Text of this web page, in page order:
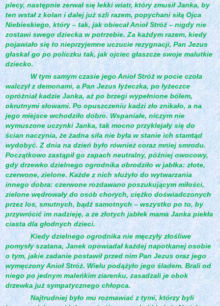
plecy, następnie zerwał się lekki wiatr, który zmusił Janka, by
ten wstał z kolan i dalej już szli razem, popychani siłą Ojca
Niebieskiego, który – tak, jak obiecał Anioł Stróż – nigdy nie
zostawi swego dziecka w potrzebie. Za każdym razem, kiedy
pojawiało się to nieprzyjemne uczucie rezygnacji, Pan Jezus
głaskał go po policzku tak, jak ojciec głaszcze swoje malutkie
dziecko.
W tym samym czasie jego Anioł Stróż w pocie czoła
walczył z demonami, a Pan Jezus łyżeczka, po łyżeczce
opróżniał kadzie Janka, aż po brzegi wypełnione bólem,
okrutnymi słowami. Po opuszczeniu kadzi zło znikało, a na
jego miejsce wchodziło dobro. Wspaniałe, niczym nie
wymuszone uczynki Janka, tak mocno przyklejały się do
ścian naczynia, że żadna siła nie była w stanie ich stamtąd
wydobyć. Z dnia na dzień było również coraz mniej smrodu.
Początkowo zastąpił go zapach neutralny, później owocowy,
gdy drzewko dzielnego ogrodnika obrodziło w jabłka: złote,
czerwone, zielone. Każde z nich służyło do wytwarzania
innego dobra: czerwone rozdawano poszukującym miłości,
zielone wędrowały do osób chorych, ciężko doświadczonych
przez los, smutnych, bądź samotnych – wszystko po to, by
przywrócić im nadzieję, a ze złotych jabłek mama Janka piekła
ciasta dla głodnych dzieci.
Kiedy dzielnego ogrodnika nie męczyły złośliwe
pomysły szatana, Janek opowiadał każdej napotkanej osobie
o tym, jakie zadanie postawił przed nim Pan Jezus oraz jego
wymęczony Anioł Stróż. Wielu podążyło jego śladem. Brali od
niego po jednym maleńkim ziarenku, zasadzali je obok
drzewka już sympatycznego chłopca.
Najtrudniej było mu rozmawiać z tymi, którzy byli